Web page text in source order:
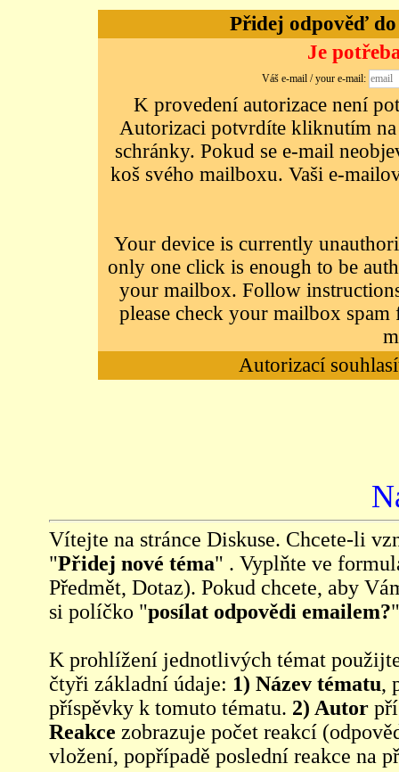
Přidej odpověď
Je
Váš e-mail / your e-mail:
K provedení autorizace není
Autorizaci potvrdíte kliknutím na
schránky. Pokud se e-mail
koš svého mailboxu. Vaši e-
Your device is currently
only one click is enough to be
your mailbox. Follow
please check your mailbox
Autorizací
Vítejte na stránce Diskuse. Chcete-li
"Přidej nové téma" . Vyplňte ve
Předmět, Dotaz). Pokud chcete, aby
si políčko "posílat odpovědi emailem?
K prohlížení jednotlivých témat
čtyři základní údaje: 1) Název tématu,
příspěvky k tomuto tématu. 2) Autor
Reakce zobrazuje počet reakcí
vložení, popřípadě poslední reakce na